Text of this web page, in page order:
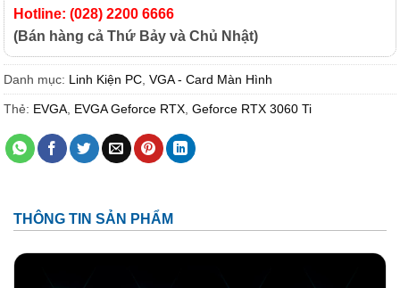
Hotline: (028) 2200 6666
(Bán hàng cả Thứ Bảy và Chủ Nhật)
Danh mục: Linh Kiện PC VGA - Card Màn Hình
Thẻ: EVGA EVGA Geforce RTX Geforce RTX 3060 Ti
THÔNG TIN SẢN PHẨM